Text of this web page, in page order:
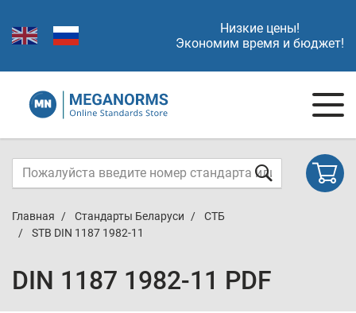
Низкие цены!
Экономим время и бюджет!
Главная Стандарты Беларуси
СТБ
STB DIN 1187 1982-11
DIN 1187 1982-11 PDF